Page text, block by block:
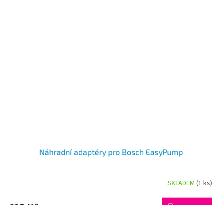
Náhradní adaptéry pro Bosch EasyPump
SKLADEM (1 ks)